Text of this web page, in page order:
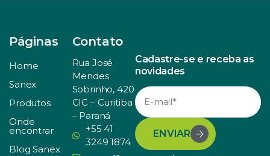
Páginas
Home
Sanex
Produtos
Onde
encontrar
Blog Sanex
Contato
Rua José
Mendes
Sobrinho, 420
CIC – Curitiba
– Paraná
+55 41
3249 1874
Cadastre-se e receba as
novidades
ENVIAR